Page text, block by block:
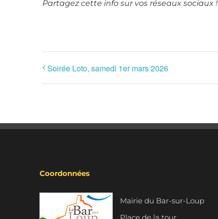
Partagez cette info sur vos réseaux sociaux !
Soirée Loto, samedi 1er mars 2026
Coordonnées
Mairie du Bar-sur-Loup